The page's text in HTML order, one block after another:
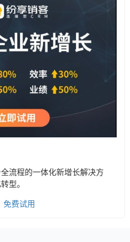
流程的一体化新增长解决方
型。
免费试用